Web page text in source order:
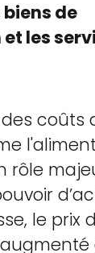
de
les
coûts
rôle
le prix